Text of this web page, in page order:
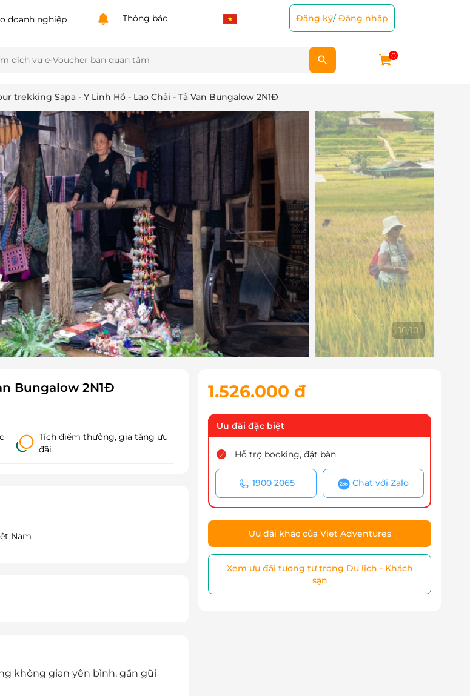
doanh nghiệp Thông báo Đăng ký/Đăng nhập
0
trekking Sapa - Y Linh Hồ - Lao Chải - Tả Van Bungalow 2N1Đ
1/10
Bungalow 2N1Đ
Tích điểm thưởng, gia tăng ưu
đãi
Nam
không gian yên bình, gần gũi
1.526.000 đ
Ưu đãi đặc biệt
Hỗ trợ booking, đặt bàn
1900 2065 Chat với Zalo
Ưu đãi khác của Viet Adventures
Xem ưu đãi tương tự trong Du lịch - Khách
sạn